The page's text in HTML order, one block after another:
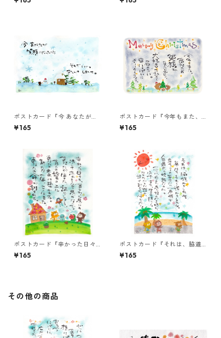
ポストカード『今 あなたが笑
顔になったら・・・』
¥165
ポストカード『今年もまた、
あなたの笑顔が・・・』
¥165
ポストカード『辛かった日々
も、苦しかった思い
も・・・』
¥165
ポストカード『それは、脇道
かもしれん。・・・』
¥165
その他の商品